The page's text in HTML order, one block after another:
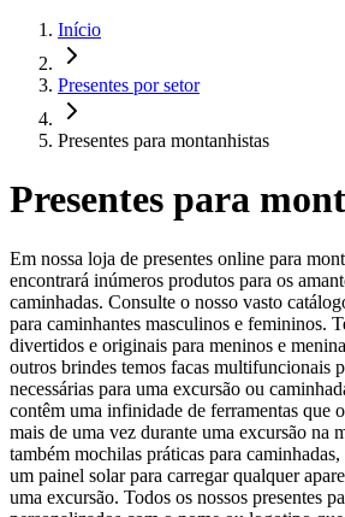
Início
Presentes por setor
Presentes para montanhistas
Presentes para
Em nossa loja de presentes online para
encontrará inúmeros produtos para os
caminhadas. Consulte o nosso vasto
para caminhantes masculinos e femininos.
divertidos e originais para meninos e
outros brindes temos facas multifuncionais
necessárias para uma excursão ou
contêm uma infinidade de ferramentas que
mais de uma vez durante uma excursão na
também mochilas práticas para
um painel solar para carregar qualquer
uma excursão. Todos os nossos presentes